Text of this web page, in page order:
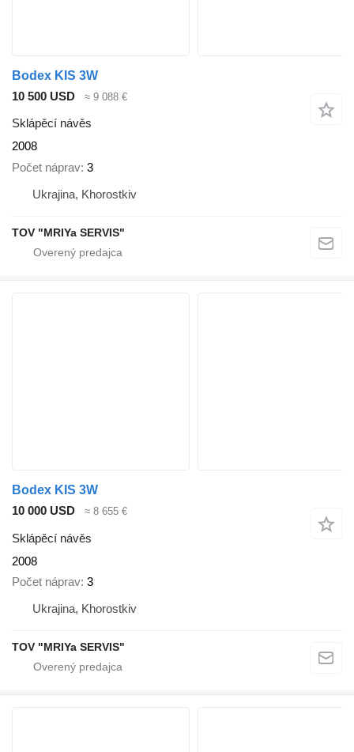
Bodex KIS 3W
10 500 USD
≈ 9 088 €
Sklápěcí návěs
2008
Počet náprav 3
Ukrajina, Khorostkiv
TOV "MRIYa SERVIS"
Bodex KIS 3W
10 000 USD
≈ 8 655 €
Sklápěcí návěs
2008
Počet náprav 3
Ukrajina, Khorostkiv
TOV "MRIYa SERVIS"